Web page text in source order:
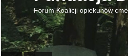
Forum Koalicji opiekunów